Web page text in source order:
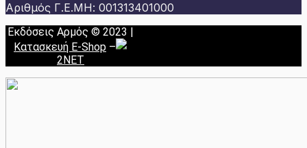
Αριθμός Γ.Ε.ΜΗ: 001313401000
Εκδόσεις Αρμός © 2023 |
Κατασκευή E-Shop –
2NET